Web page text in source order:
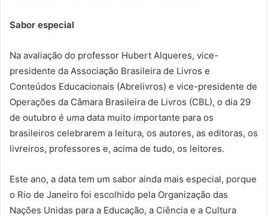
Sabor especial
Na avaliação do professor Hubert Alqueres, vice-
presidente da Associação Brasileira de Livros e
Conteúdos Educacionais (Abrelivros) e vice-presidente de
Operações da Câmara Brasileira de Livros (CBL), o dia 29
de outubro é uma data muito importante para os
brasileiros celebrarem a leitura, os autores, as editoras, os
livreiros, professores e, acima de tudo, os leitores.
Este ano, a data tem um sabor ainda mais especial, porque
o Rio de Janeiro foi escolhido pela Organização das
Nações Unidas para a Educação, a Ciência e a Cultura